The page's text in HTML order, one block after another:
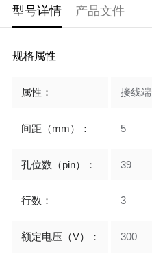
型号详情 产品文件
规格属性
属性： 接线
间距（mm）： 5
孔位数（pin）： 39
行数： 3
额定电压（V）： 300